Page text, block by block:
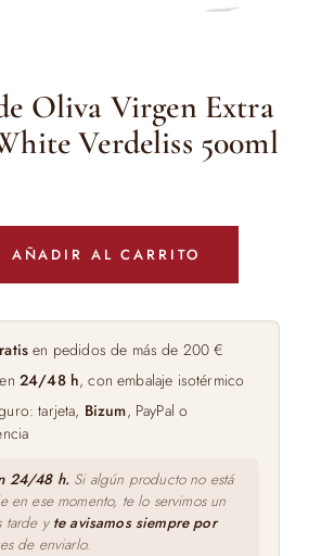
Oliva Virgen Extra
Verdeliss 500ml
AÑADIR AL CARRITO
en pedidos de más de 200 €
24/48 h, con embalaje isotérmico
tarjeta, Bizum, PayPal o
24/48 h. Si algún producto no está
en ese momento, te lo servimos un
tarde y te avisamos siempre por
de enviarlo.